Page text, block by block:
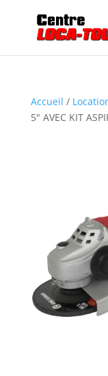
Accueil /
5″ AVEC KIT